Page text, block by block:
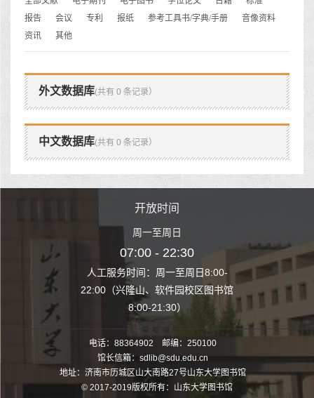
报告
会议 专利 报纸 参考工具书/字典/手册
音像资料
资讯
其他
外文数据库(共有 0 条记录）
中文数据库(共有 0 条记录）
至周日8:00-
园校区图书馆
开放时间
周一至周日
07:00 - 22:30
人工服务时间：周一至周日8:00-
22:00（兴隆山、软件园校区图书馆
8:00-21:30）
人工服务时间
22:00（兴隆山
电话：88364902 邮编：250100
馆长信箱：sdlib@sdu.edu.cn
地址：济南市历城区山大南路27号山东大学图书馆
© 2017-2019版权所有：山东大学图书馆